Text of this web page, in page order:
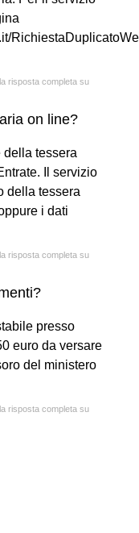
risposta completa su
on line?
della tessera
Il servizio
della tessera
i dati
risposta completa su
presso
euro da versare
del ministero
risposta completa su